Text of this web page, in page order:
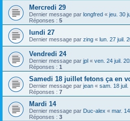
Mercredi 29
Dernier message par longfred « jeu. 30
Réponses : 5
lundi 27
Dernier message par zing « lun. 27 juil.
Vendredi 24
Dernier message par jpl « ven. 24 juil.
Réponses : 1
Samedi 18 juillet fetons ça en
Dernier message par jean « sam. 18
Réponses : 7
Mardi 14
Dernier message par Duc-alex « mar.
Réponses : 3